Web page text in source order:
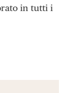
in tutti i